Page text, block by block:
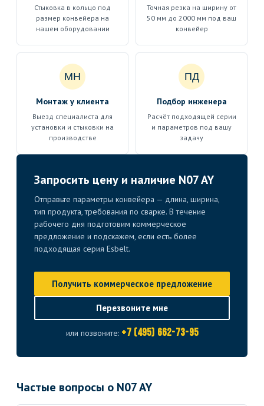
Стыковка в кольцо под
размер конвейера на
нашем оборудовании
Точная резка на ширину от
50 мм до 2000 мм под ваш
конвейер
МН
Монтаж у клиента
Выезд специалиста для
установки и стыковки на
производстве
ПД
Подбор инженера
Расчёт подходящей серии
и параметров под вашу
задачу
Запросить цену и наличие N07 AY
Отправьте параметры конвейера — длина, ширина,
тип продукта, требования по сварке. В течение
рабочего дня подготовим коммерческое
предложение и подскажем, если есть более
подходящая серия Esbelt.
Получить коммерческое предложение
Перезвоните мне
или позвоните: +7 (495) 662-73-95
Частые вопросы о N07 AY